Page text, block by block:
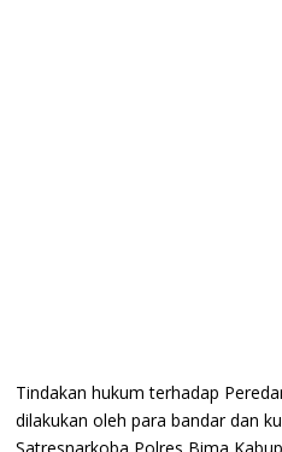
Tindakan hukum terhadap
dilakukan oleh para bandar dan